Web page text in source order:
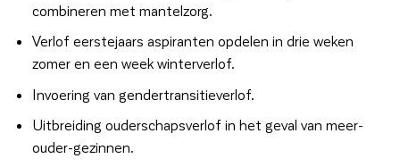
combineren met mantelzorg.
Verlof eerstejaars aspiranten opdelen in drie weken
zomer en een week winterverlof.
Invoering van gendertransitieverlof.
Uitbreiding ouderschapsverlof in het geval van meer-
ouder-gezinnen.